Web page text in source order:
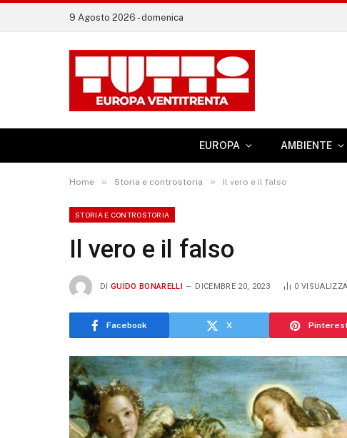
9 Agosto 2026 - domenica
EUROPA AMBIENTE
Home » Storia e controstoria » Il vero e il falso
STORIA E CONTROSTORIA
Il vero e il falso
DI GUIDO BONARELLI DICEMBRE 20, 2023 0
Facebook X